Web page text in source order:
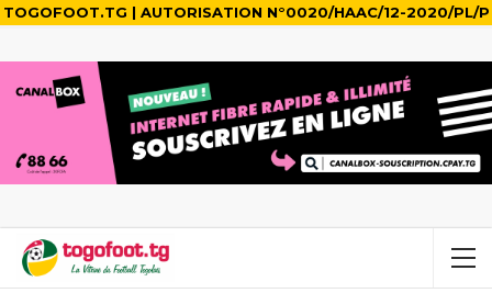
TOGOFOOT.TG | AUTORISATION N°0020/HAAC/12-2020/PL/P